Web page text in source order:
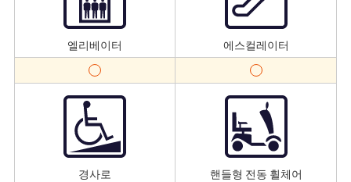
엘리베이터 에스컬레이터
경사로 핸들형 전동 휠체어